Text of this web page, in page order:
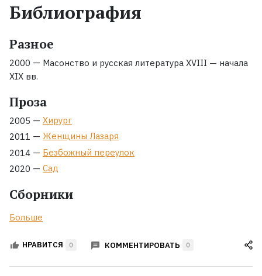
Библиография
Разное
2000 — Масонство и русская литература XVIII — начала
XIX вв.
Проза
2005 — Хирург
2011 — Женщины Лазаря
2014 — Безбожный переулок
2020 — Сад
Сборники
Больше
НРАВИТСЯ 0 КОММЕНТИРОВАТЬ 0